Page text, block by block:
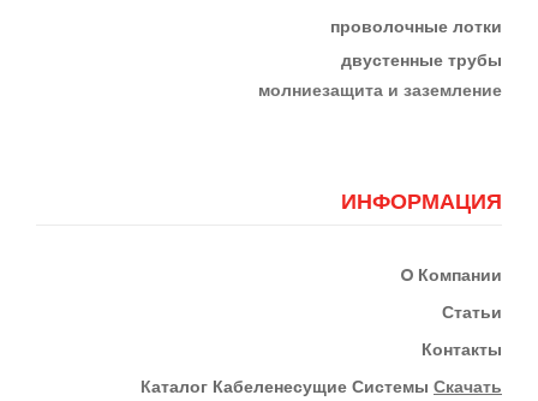
проволочные лотки
двустенные трубы
молниезащита и заземление
ИНФОРМАЦИЯ
О Компании
Статьи
Контакты
КАталог Кабеленесущие Системы Скачать